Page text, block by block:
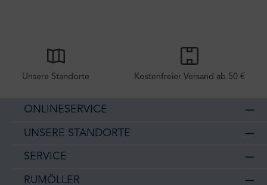
Unsere Standorte Kostenfreier Versand ab 50 €
ONLINESERVICE
UNSERE STANDORTE
SERVICE
RUMÖLLER